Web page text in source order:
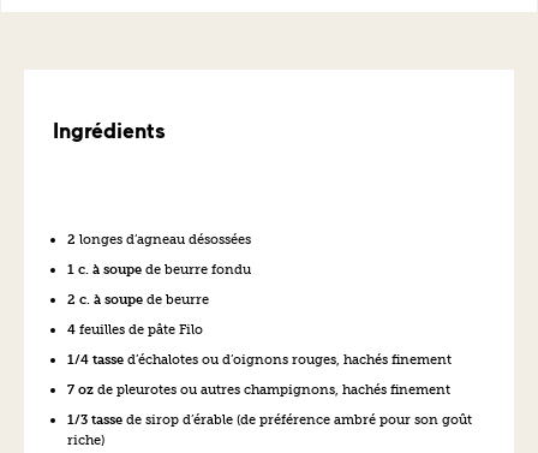
Ingrédients
2 longes d’agneau désossées
1 c. à soupe de beurre fondu
2 c. à soupe de beurre
4 feuilles de pâte Filo
1/4 tasse d’échalotes ou d’oignons rouges, hachés finement
7 oz de pleurotes ou autres champignons, hachés finement
1/3 tasse de sirop d’érable (de préférence ambré pour son goût
riche)